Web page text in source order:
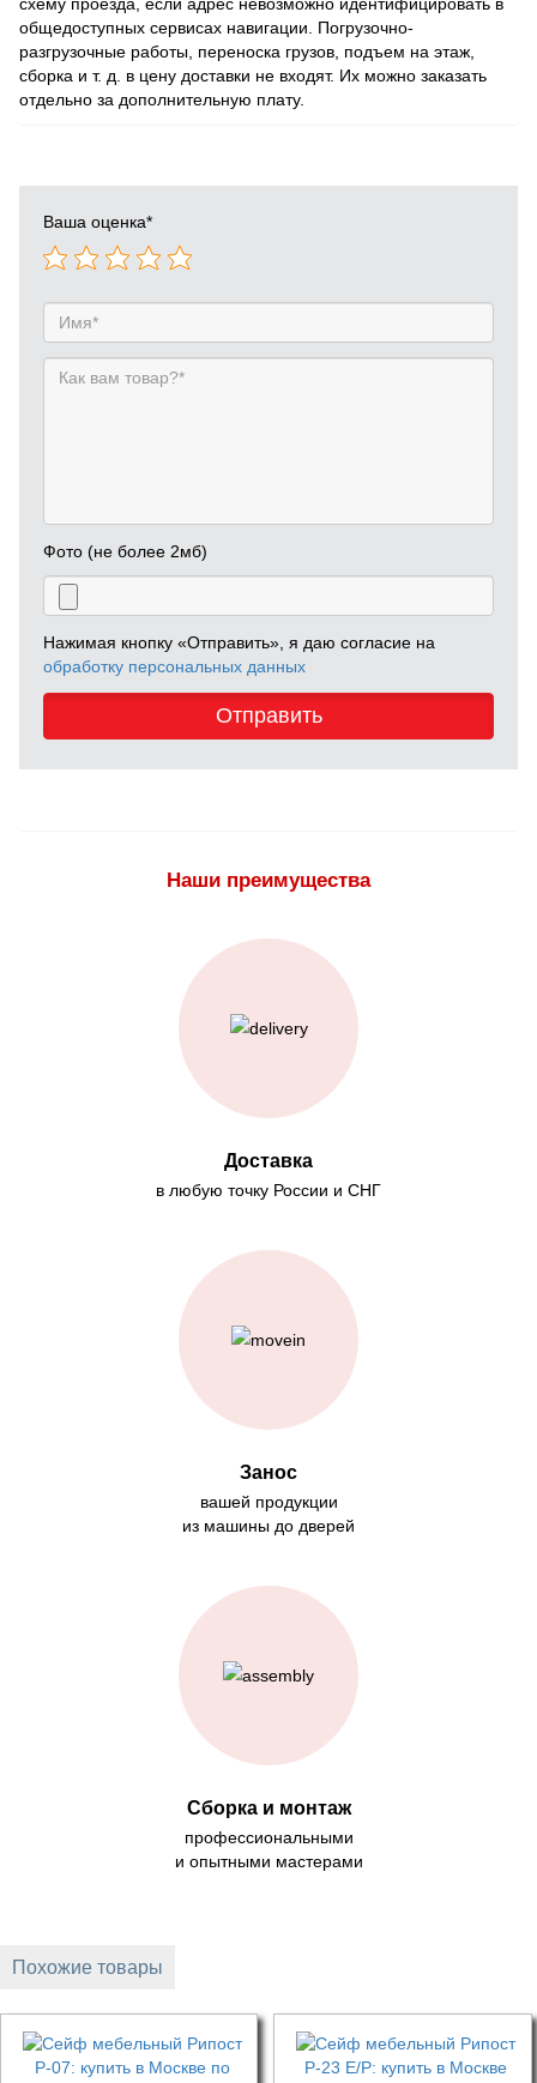
общедоступных сервисах навигации. Погрузочно-
разгрузочные работы, переноска грузов, подъем на этаж,
сборка и т. д. в цену доставки не входят. Их можно заказать
отдельно за дополнительную плату.
Ваша оценка*
Фото (не более 2мб)
Нажимая кнопку «Отправить», я даю согласие на
обработку персональных данных
Отправить
Наши преимущества
Доставка
в любую точку России и СНГ
Занос
вашей продукции
из машины до дверей
Сборка и монтаж
профессиональными
и опытными мастерами
Похожие товары